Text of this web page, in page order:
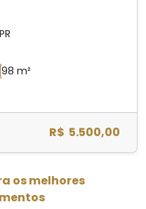
98 m²
R$ 5.500,00
os melhores